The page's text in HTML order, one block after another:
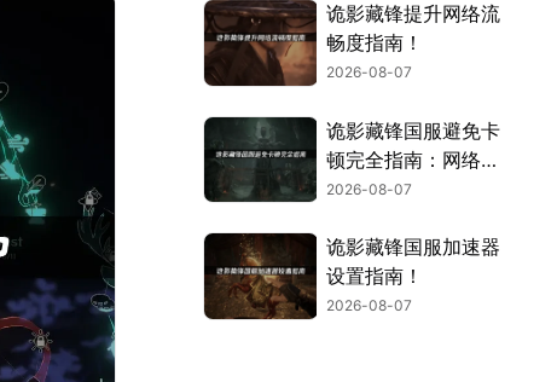
诡影藏锋提升网络流
畅度指南！
2026-08-07
诡影藏锋国服避免卡
顿完全指南：网络优
化与解决技巧！
2026-08-07
诡影藏锋国服加速器
设置指南！
2026-08-07